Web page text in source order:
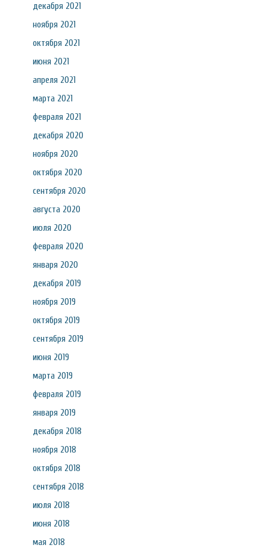
декабря 2021
ноября 2021
октября 2021
июня 2021
апреля 2021
марта 2021
февраля 2021
декабря 2020
ноября 2020
октября 2020
сентября 2020
августа 2020
июля 2020
февраля 2020
января 2020
декабря 2019
ноября 2019
октября 2019
сентября 2019
июня 2019
марта 2019
февраля 2019
января 2019
декабря 2018
ноября 2018
октября 2018
сентября 2018
июля 2018
июня 2018
мая 2018